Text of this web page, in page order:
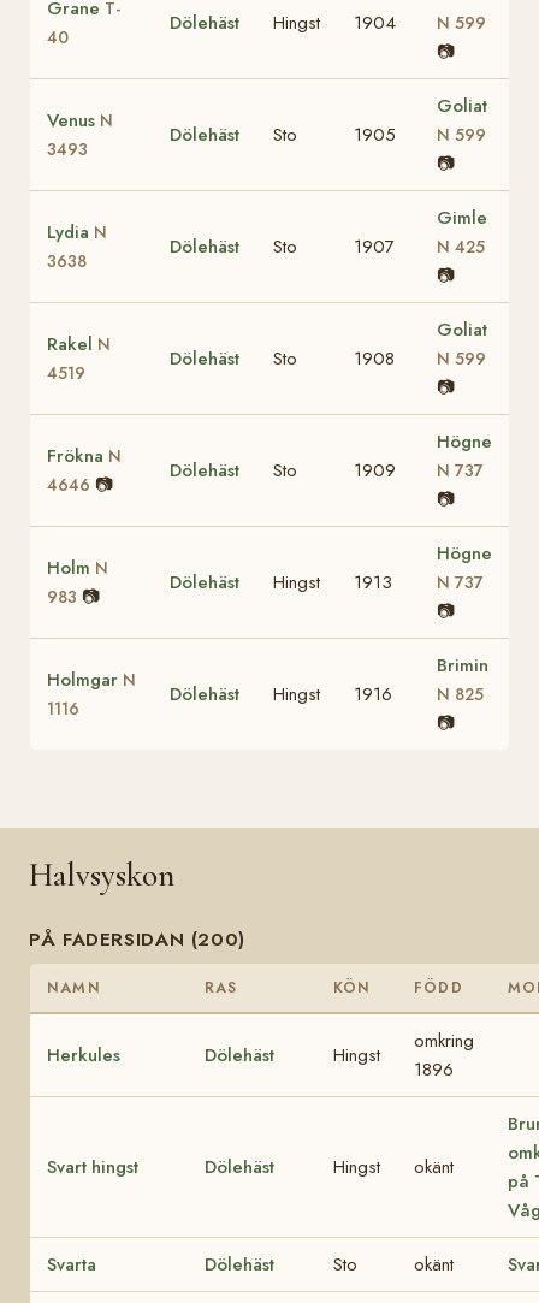
Grane T-
40
Dölehäst Hingst 1904 N 599
📷
Venus N
3493
Dölehäst Sto 1905
Goliat
N 599
📷
Lydia N
3638
Dölehäst Sto 1907
Gimle
N 425
📷
Rakel N
4519
Dölehäst Sto 1908
Goliat
N 599
📷
Frökna N
4646 📷
Dölehäst Sto 1909
Högne
N 737
📷
Holm N
983 📷
Dölehäst Hingst 1913
Högne
N 737
📷
Holmgar N
1116
Dölehäst Hingst 1916
Brimin
N 825
📷
Halvsyskon
PÅ FADERSIDAN (200)
NAMN RAS KÖN FÖDD
Herkules Dölehäst Hingst
omkring
1896
Svart hingst Dölehäst Hingst okänt
på
Svarta Dölehäst Sto okänt